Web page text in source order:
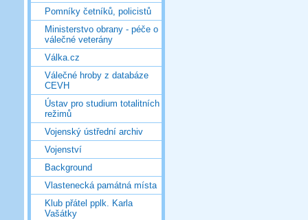
Pomníky četníků, policistů
Ministerstvo obrany - péče o
válečné veterány
Válka.cz
Válečné hroby z databáze
CEVH
Ústav pro studium totalitních
režimů
Vojenský ústřední archiv
Vojenství
Background
Vlastenecká památná místa
Klub přátel pplk. Karla
Vašátky